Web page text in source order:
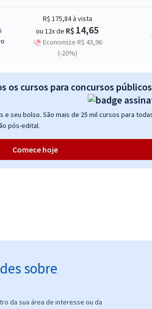
R$ 175,84à vista
ou 12x de R$ 14,65
Economize R$ 43,96
(-20%)
os cursos para concursos
seu bolso. São mais de 25 mil cursos para
pós-edital.
Comece hoje
sobre
da sua área de interesse ou da